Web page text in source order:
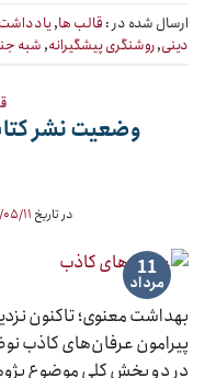
ارسال شده در : قالب ها,یادداشت
دینی,روشنگری پیشگیرانه,شبه
وضعیت نشر
در تاریخ
11
مرداد
پیرامون عرفان‌های کاذب
در دو بخش کلی موضوع